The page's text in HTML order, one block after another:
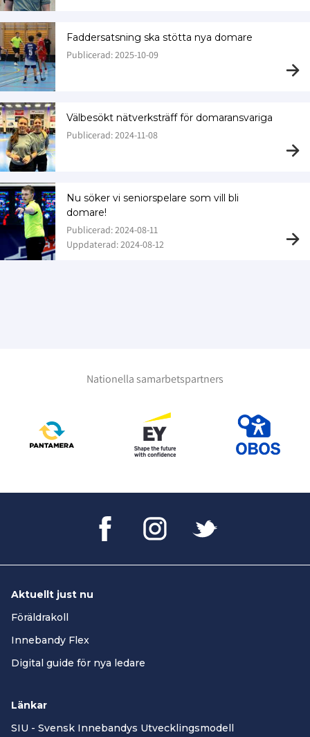
Faddersatsning ska stötta nya domare
Publicerad: 2025-10-09
Välbesökt nätverksträff för domaransvariga
Publicerad: 2024-11-08
Nu söker vi seniorspelare som vill bli
domare!
Publicerad: 2024-08-11
Uppdaterad: 2024-08-12
Nationella samarbetspartners
Aktuellt just nu
Föräldrakoll
Innebandy Flex
Digital guide för nya ledare
Länkar
SIU - Svensk Innebandys Utvecklingsmodell